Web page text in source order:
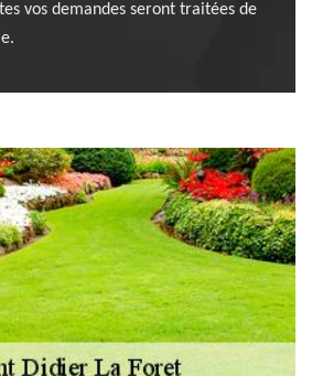
vos demandes seront traitées de